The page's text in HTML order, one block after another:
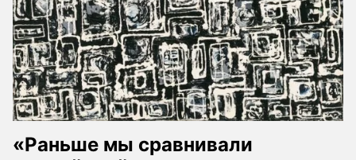
«Раньше мы сравнивали